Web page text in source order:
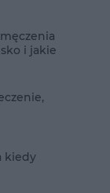
i jakie
kiedy